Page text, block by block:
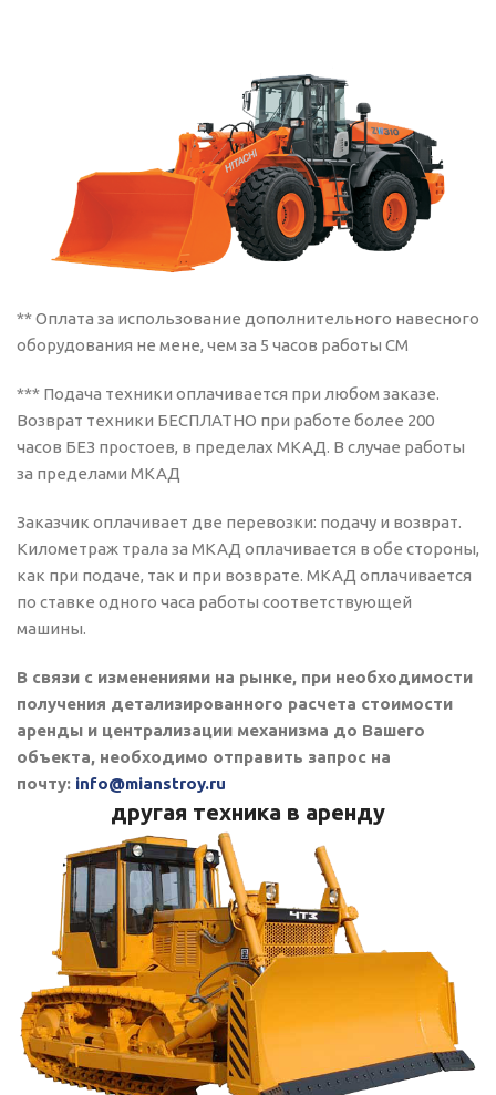
** Оплата за использование дополнительного навесного
оборудования не мене, чем за 5 часов работы СМ
*** Подача техники оплачивается при любом заказе.
Возврат техники БЕСПЛАТНО при работе более 200
часов БЕЗ простоев, в пределах МКАД. В случае работы
за пределами МКАД
Заказчик оплачивает две перевозки: подачу и возврат.
Километраж трала за МКАД оплачивается в обе стороны,
как при подаче, так и при возврате. МКАД оплачивается
по ставке одного часа работы соответствующей
машины.
В связи с изменениями на рынке, при необходимости
получения детализированного расчета стоимости
аренды и централизации механизма до Вашего
объекта, необходимо отправить запрос на
почту: info@mianstroy.ru
другая техника в аренду